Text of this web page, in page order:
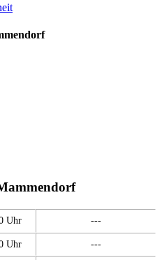
Uhr ---
Uhr ---